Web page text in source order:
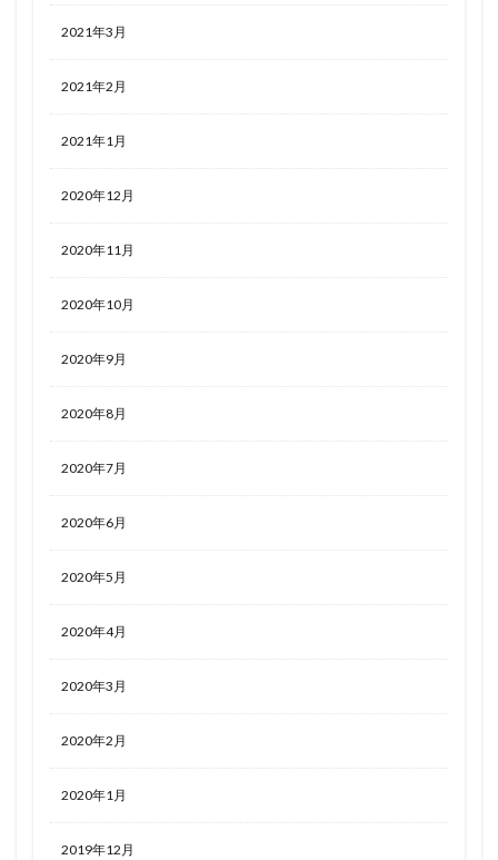
2021年3月
2021年2月
2021年1月
2020年12月
2020年11月
2020年10月
2020年9月
2020年8月
2020年7月
2020年6月
2020年5月
2020年4月
2020年3月
2020年2月
2020年1月
2019年12月